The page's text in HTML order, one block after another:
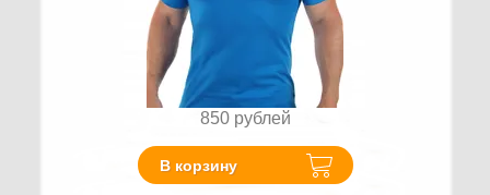
850 рублей
В корзину